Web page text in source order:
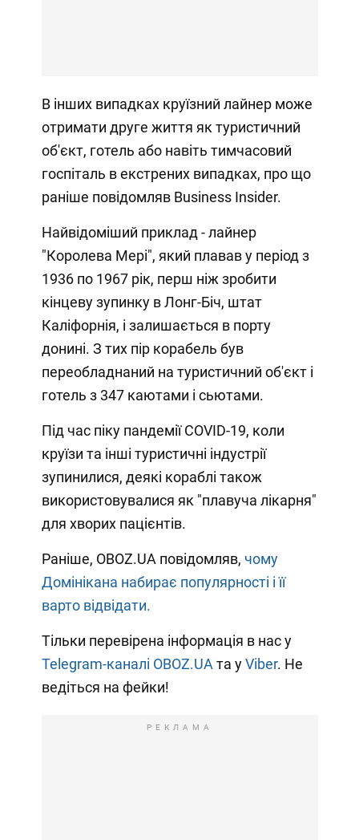
В інших випадках круїзний лайнер може
отримати друге життя як туристичний
об'єкт, готель або навіть тимчасовий
госпіталь в екстрених випадках, про що
раніше повідомляв Business Insider.
Найвідоміший приклад - лайнер
"Королева Мері", який плавав у період з
1936 по 1967 рік, перш ніж зробити
кінцеву зупинку в Лонг-Біч, штат
Каліфорнія, і залишається в порту
донині. З тих пір корабель був
переобладнаний на туристичний об'єкт і
готель з 347 каютами і сьютами.
Під час піку пандемії COVID-19, коли
круїзи та інші туристичні індустрії
зупинилися, деякі кораблі також
використовувалися як "плавуча лікарня"
для хворих пацієнтів.
Раніше, OBOZ.UA повідомляв, чому
Домінікана набирає популярності і її
варто відвідати.
Тільки перевірена інформація в нас у
Telegram-каналі OBOZ.UA та уViber. Не
ведіться на фейки!
РЕКЛАМА